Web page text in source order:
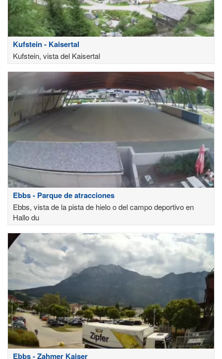
Kufstein - Kaisertal
Kufstein, vista del Kaisertal
Ebbs - Parque de atracciones
Ebbs, vista de la pista de hielo o del campo deportivo en
Hallo du
Ebbs - Zahmer Kaiser